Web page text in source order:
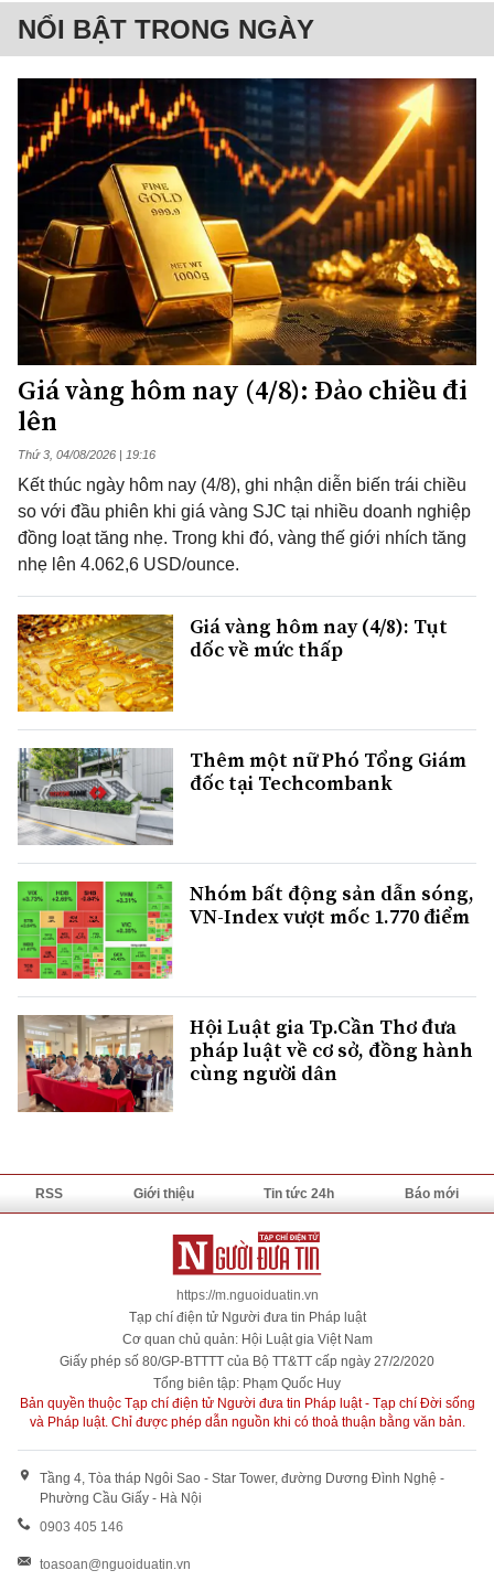
NỔI BẬT TRONG NGÀY
Giá vàng hôm nay (4/8): Đảo chiều đi
lên
Thứ 3, 04/08/2026 | 19:16
Kết thúc ngày hôm nay (4/8), ghi nhận diễn biến trái chiều
so với đầu phiên khi giá vàng SJC tại nhiều doanh nghiệp
đồng loạt tăng nhẹ. Trong khi đó, vàng thế giới nhích tăng
nhẹ lên 4.062,6 USD/ounce.
Giá vàng hôm nay (4/8): Tụt
dốc về mức thấp
Thêm một nữ Phó Tổng Giám
đốc tại Techcombank
Nhóm bất động sản dẫn sóng,
VN-Index vượt mốc 1.770 điểm
Hội Luật gia Tp.Cần Thơ đưa
pháp luật về cơ sở, đồng hành
cùng người dân
RSS Giới thiệu Tin tức 24h Báo mới
https://m.nguoiduatin.vn
Tạp chí điện tử Người đưa tin Pháp luật
Cơ quan chủ quản: Hội Luật gia Việt Nam
Giấy phép số 80/GP-BTTTT của Bộ TT&TT cấp ngày 27/2/2020
Tổng biên tập: Phạm Quốc Huy
Bản quyền thuộc Tạp chí điện tử Người đưa tin Pháp luật - Tạp chí Đời sống
và Pháp luật. Chỉ được phép dẫn nguồn khi có thoả thuận bằng văn bản.
Tầng 4, Tòa tháp Ngôi Sao - Star Tower, đường Dương Đình Nghệ -
Phường Cầu Giấy - Hà Nội
0903 405 146
toasoan@nguoiduatin.vn